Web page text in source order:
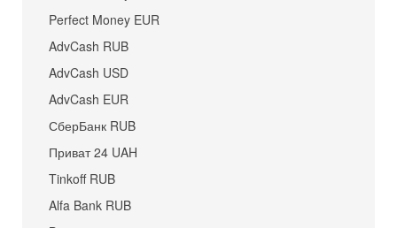
Perfect Money EUR
AdvCash RUB
AdvCash USD
AdvCash EUR
СберБанк RUB
Приват 24 UAH
Tinkoff RUB
Alfa Bank RUB